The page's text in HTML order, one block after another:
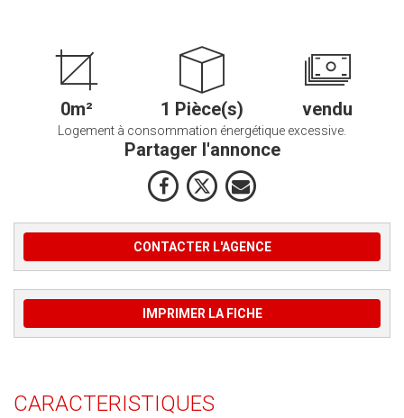
0m² 1 Pièce(s) vendu
Logement à consommation énergétique excessive.
Partager l'annonce
CONTACTER L'AGENCE
IMPRIMER LA FICHE
CARACTERISTIQUES